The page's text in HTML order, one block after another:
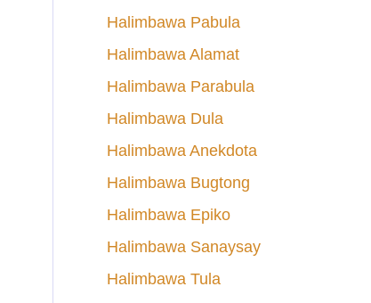
Halimbawa Pabula
Halimbawa Alamat
Halimbawa Parabula
Halimbawa Dula
Halimbawa Anekdota
Halimbawa Bugtong
Halimbawa Epiko
Halimbawa Sanaysay
Halimbawa Tula